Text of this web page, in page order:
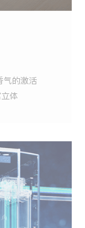
气的激活
体